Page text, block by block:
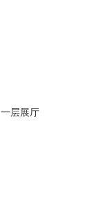
层展厅